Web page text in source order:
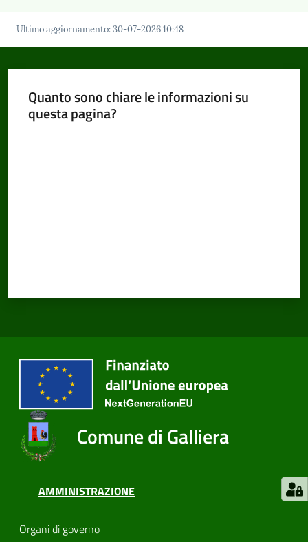
Ultimo aggiornamento:30-07-2026 10:48
Quanto sono chiare le informazioni su
questa pagina?
Comune di Galliera
AMMINISTRAZIONE
Organi di governo